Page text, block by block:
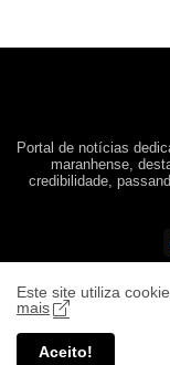
Portal de notícias
maranhense,
credibilidade,
Este site utiliza
mais
Aceito!